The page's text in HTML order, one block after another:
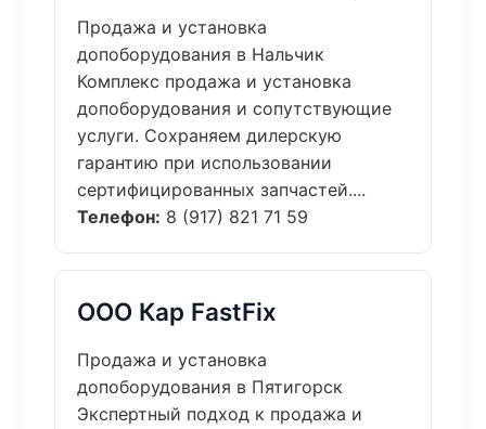
Продажа и установка
допоборудования в Нальчик
Комплекс продажа и установка
допоборудования и сопутствующие
услуги. Сохраняем дилерскую
гарантию при использовании
сертифицированных запчастей....
Телефон: 8 (917) 821 71 59
ООО Кар FastFix
Продажа и установка
допоборудования в Пятигорск
Экспертный подход к продажа и